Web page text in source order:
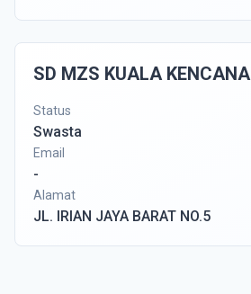
SD MZS KUALA KENCANA
Status
Swasta
Email
-
Alamat
JL. IRIAN JAYA BARAT NO.5